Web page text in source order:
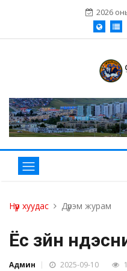
2026
Нүүр хуудас Дүрэм журам
Ёс зүйн
Админ 2025-09-10